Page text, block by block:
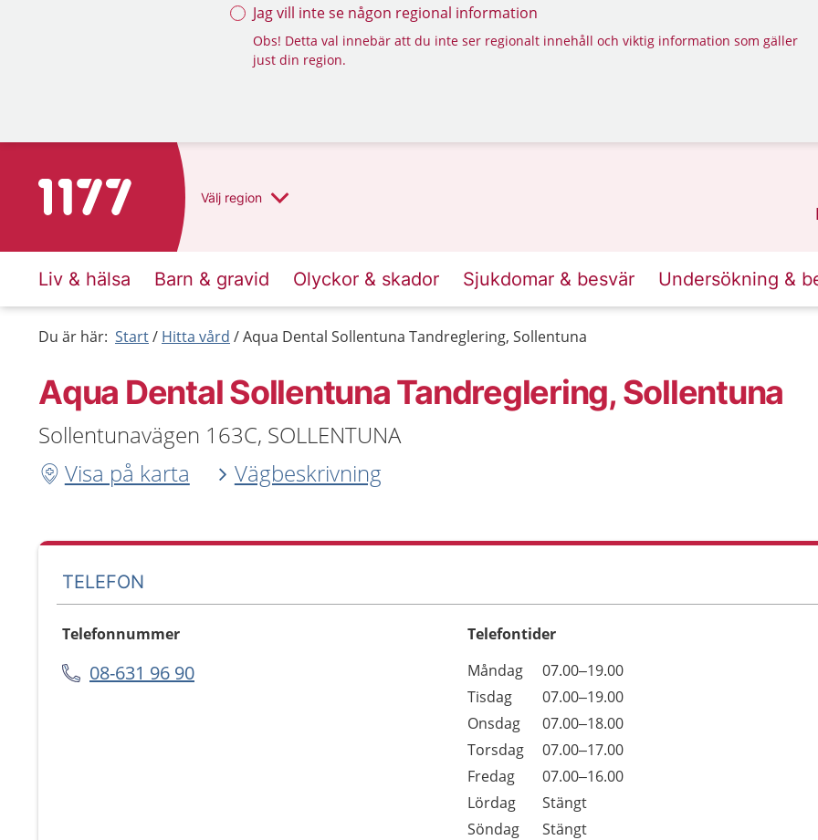
Jag vill inte se någon regional information
Obs! Detta val innebär att du inte ser regionalt innehåll och viktig information som gäller
just din region.
Till startsidan för 1177 Välj region
Liv & hälsa Barn & gravid Olyckor & skador Sjukdomar & besvär Undersökning &
Du är här: Start Hitta vård Aqua Dental Sollentuna Tandreglering, Sollentuna
Aqua Dental Sollentuna Tandreglering, Sollentuna
Sollentunavägen 163C, SOLLENTUNA
Visa på karta
Vägbeskrivning
TELEFON
Telefonnummer
08-631 96 90
Telefontider
Dag
Öppettider
Kommentarer
Måndag
07.00–19.00
Tisdag
07.00–19.00
Onsdag
07.00–18.00
Torsdag
07.00–17.00
Fredag
07.00–16.00
Lördag
Stängt
Söndag
Stängt